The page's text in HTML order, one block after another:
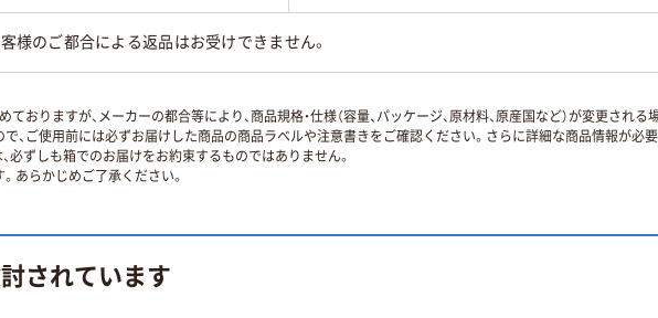
客様のご都合による返品はお受けできません。
おりますが、メーカーの都合等により、商品規格・仕様（容量、パッケージ、原材料、原産国など）が変更され
、ご使用前には必ずお届けした商品の商品ラベルや注意書きをご確認ください。さらに詳細な商品情報が必要
、必ずしも箱でのお届けをお約束するものではありません。
あらかじめご了承ください。
されています